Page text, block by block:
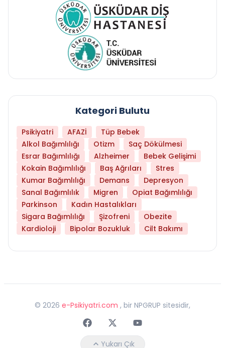
Kategori Bulutu
Psikiyatri AFAZİ
Tüp Bebek
Alkol Bağımlılığı
Otizm
Saç Dökülmesi
Esrar Bağımlılığı
Alzheimer
Bebek Gelişimi
Kokain Bağımlılığı
Baş Ağrıları
Stres
Kumar Bağımlılığı
Demans
Depresyon
Sanal Bağımlılık
Migren
Opiat Bağımlılığı
Parkinson
Kadın Hastalıkları
Sigara Bağımlılığı
Şizofreni
Obezite
Kardioloji
Bipolar Bozukluk Cilt Bakımı
© 2026 e-Psikiyatri.com , bir NPGRUP sitesidir,
FaceebokTwitterYoutube
Yukarı Çık